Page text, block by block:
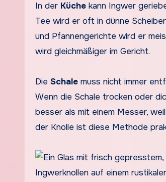
In der Küche kann Ingwer
Tee wird er oft in dünne
und Pfannengerichte wird er
wird gleichmäßiger im Gericht.
Die Schale muss nicht immer
Wenn die Schale trocken oder
besser als mit einem Messer,
der Knolle ist diese Methode